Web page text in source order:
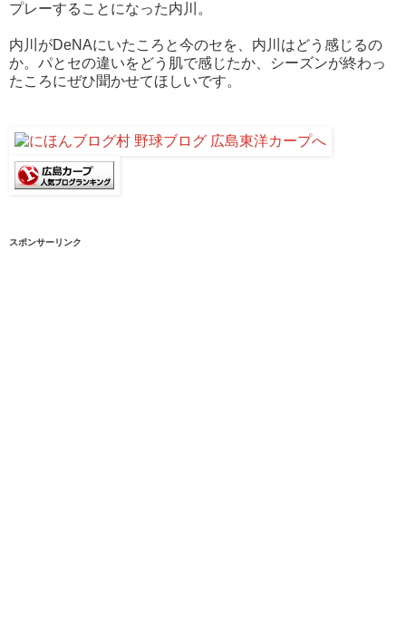
プレーすることになった内川。
内川がDeNAにいたころと今のセを、内川はどう感じるの
か。パとセの違いをどう肌で感じたか、シーズンが終わっ
たころにぜひ聞かせてほしいです。
スポンサーリンク